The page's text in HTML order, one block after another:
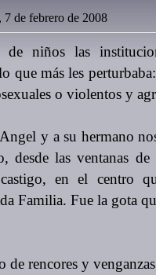
7 de febrero de 2008
de niños las
que más les
o violentos y
y a su hermano
desde las ventanas
en el centro
Familia. Fue la gota
rencores y